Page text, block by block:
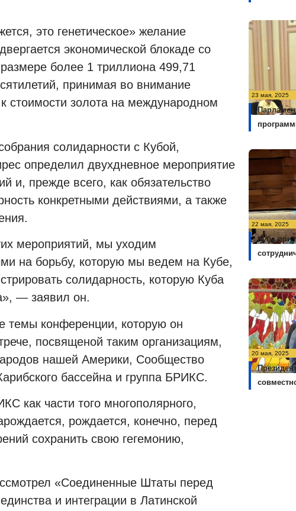
это генетическое» желание
экономической блокаде со
более 1 триллиона 499,71
принимая во внимание
стоимости золота на международном
солидарности с Кубой,
определил двухдневное мероприятие
и, прежде всего, как обязательство
конкретными действиями, а также
мероприятий, мы уходим
на борьбу, которую мы ведем на Кубе,
солидарность, которую Куба
— заявил он.
темы конференции, которую он
посвященой таким организациям,
нашей Америки, Сообщество
бассейна и группа БРИКС.
как части того многополярного,
рождается, конечно, перед
сохранить свою гегемонию,
«Соединенные Штаты перед
и интеграции в Латинской
23 мая, 2025
22 мая, 2025
Куба
20 мая, 2025